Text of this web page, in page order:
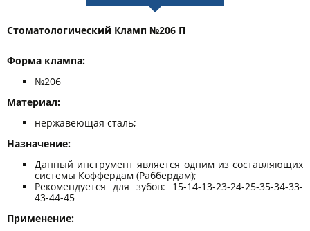
Стоматологический Кламп №206 П
Форма клампа: ​​​​​​
№206
Материал:
нержавеющая сталь;
Назначение:
Данный инструмент является одним из составляющих
системы Коффердам (Раббердам);
Рекомендуется для зубов: 15-14-13-23-24-25-35-34-33-
43-44-45
Применение: